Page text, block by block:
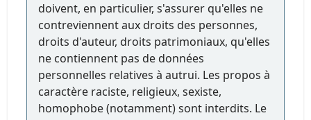
doivent, en particulier, s'assurer qu'elles ne
contreviennent aux droits des personnes,
droits d'auteur, droits patrimoniaux, qu'elles
ne contiennent pas de données
personnelles relatives à autrui. Les propos à
caractère raciste, religieux, sexiste,
homophobe (notamment) sont interdits. Le